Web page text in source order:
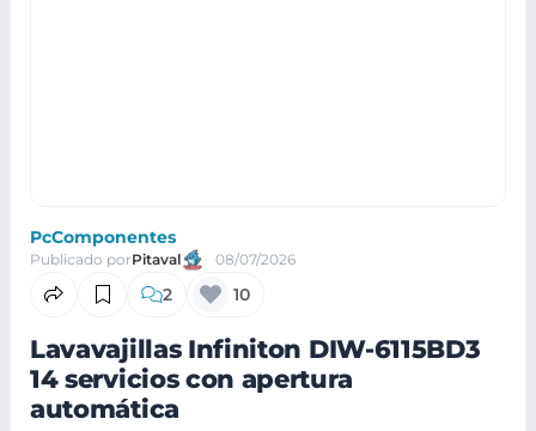
PcComponentes
Publicado porPitaval 08/07/2026
2 10
Lavavajillas Infiniton DIW-6115BD3
14 servicios con apertura
automática